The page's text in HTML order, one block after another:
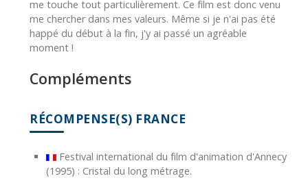
me touche tout particulièrement. Ce film est donc venu
me chercher dans mes valeurs. Même si je n'ai pas été
happé du début à la fin, j'y ai passé un agréable
moment !
Compléments
RÉCOMPENSE(S) FRANCE
Festival international du film d'animation d'Annecy
(1995) : Cristal du long métrage.